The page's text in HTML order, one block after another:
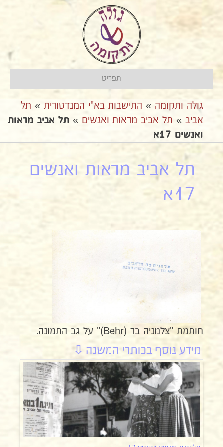
תפריט
גולה ותקומה » התישבות בא"י המנדטורית » תל
אביב » תל אביב מראות ואנשים » תל אביב מראות
ואנשים 17א
תל אביב מראות ואנשים
17א
חותמת "צלמניה בר (Behr)" על גב התמונה.